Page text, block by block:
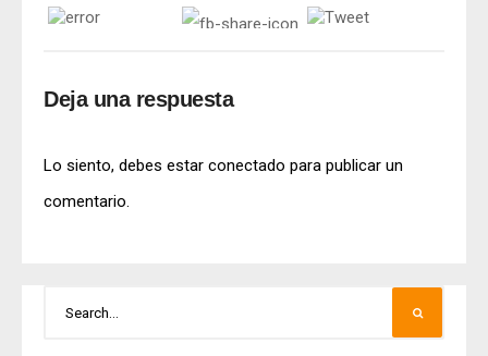
Deja una respuesta
Lo siento, debes estar conectado para publicar un
comentario.